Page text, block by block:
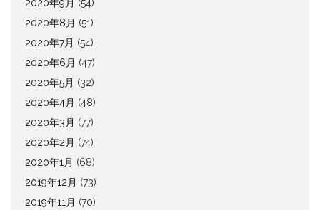
2020年9月 (54)
2020年8月 (51)
2020年7月 (54)
2020年6月 (47)
2020年5月 (32)
2020年4月 (48)
2020年3月 (77)
2020年2月 (74)
2020年1月 (68)
2019年12月 (73)
2019年11月 (70)